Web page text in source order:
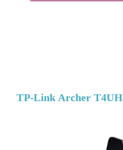
TP-Link Archer T4UH